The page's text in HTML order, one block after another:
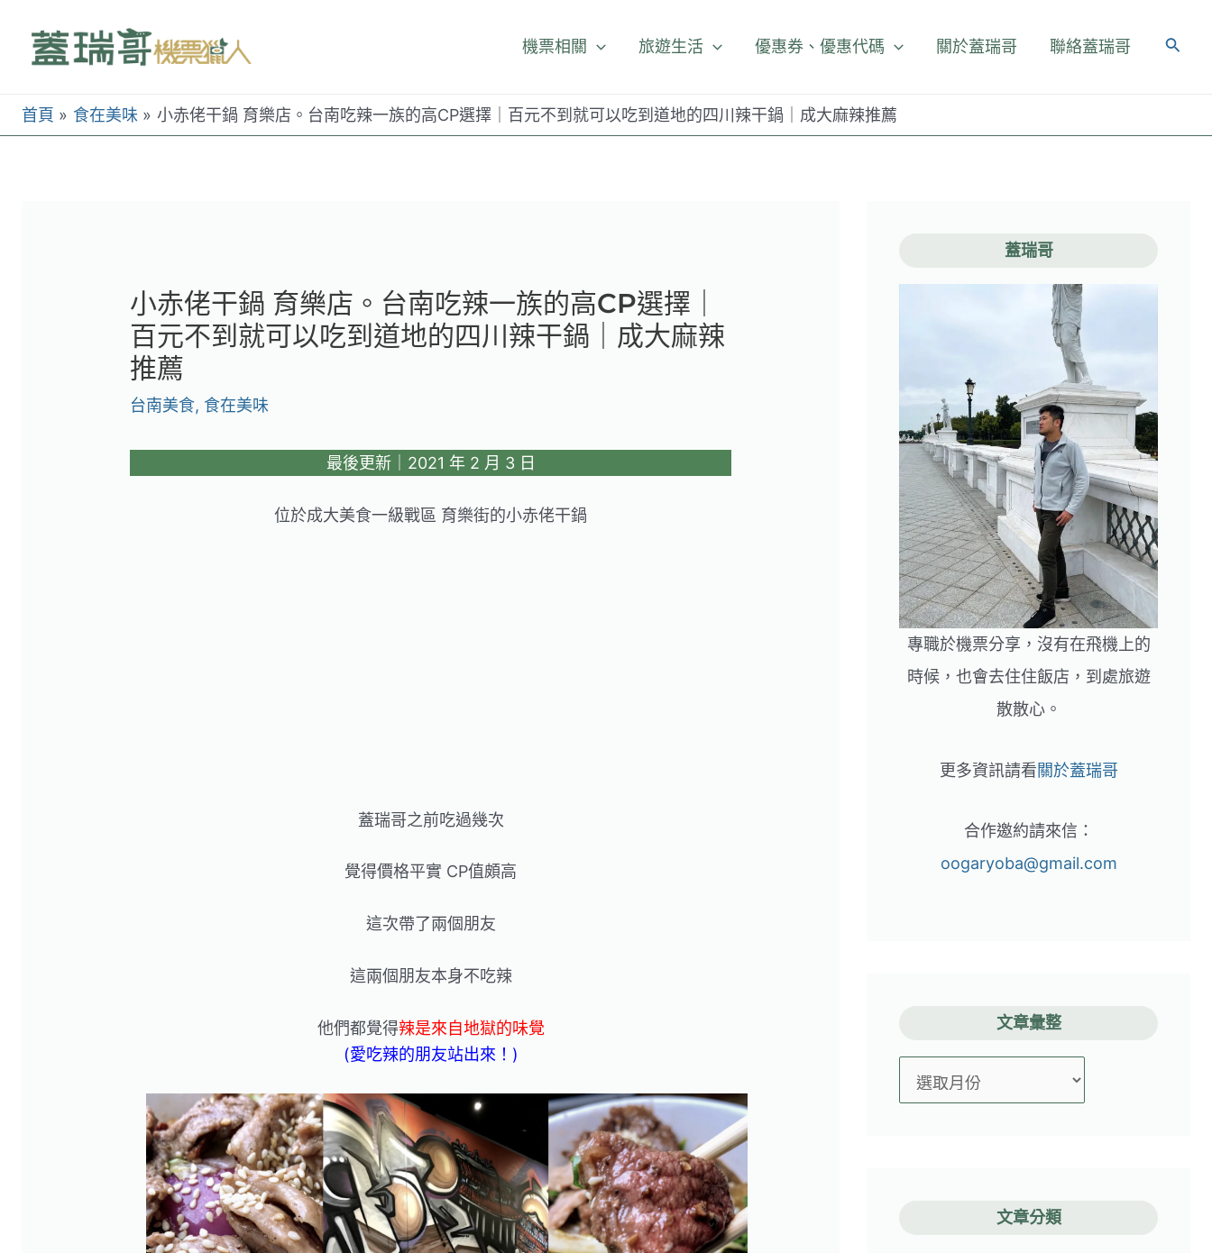
機票相關 旅遊生活 優惠券、優惠代碼 關於蓋瑞哥 聯絡蓋瑞哥
首頁 食在美味 小赤佬干鍋 育樂店。台南吃辣一族的高CP選擇｜百元不到就可以吃到道地的四川辣干鍋｜成大麻辣推薦
小赤佬干鍋 育樂店。台南吃辣一族的高CP選擇｜
百元不到就可以吃到道地的四川辣干鍋｜成大麻辣
推薦
台南美食, 食在美味
最後更新｜2021 年 2 月 3 日
位於成大美食一級戰區 育樂街的小赤佬干鍋
蓋瑞哥之前吃過幾次
覺得價格平實 CP值頗高
這次帶了兩個朋友
這兩個朋友本身不吃辣
他們都覺得辣是來自地獄的味覺
(愛吃辣的朋友站出來！)
蓋瑞哥
專職於機票分享，沒有在飛機上的
時候，也會去住住飯店，到處旅遊
散散心。
更多資訊請看關於蓋瑞哥
合作邀約請來信：
oogaryoba@gmail.com
文章彙整
章
文章分類